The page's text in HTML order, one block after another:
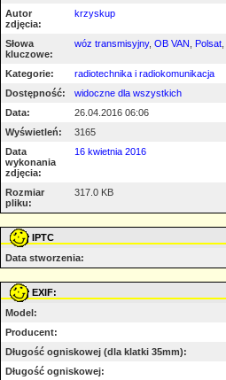
Autor
zdjęcia:
krzyskup
Słowa
kluczowe:
wóz transmisyjny, OB VAN Polsat
Kategorie:
radiotechnika i radiokomunikacja
Dostępność:
widoczne dla wszystkich
Data:
26.04.2016 06:06
Wyświetleń:
3165
Data
wykonania
zdjęcia:
16 kwietnia 2016
Rozmiar
pliku:
317.0 KB
IPTC
Data stworzenia:
EXIF:
Model:
Producent:
Długość ogniskowej (dla klatki 35mm):
Długość ogniskowej: